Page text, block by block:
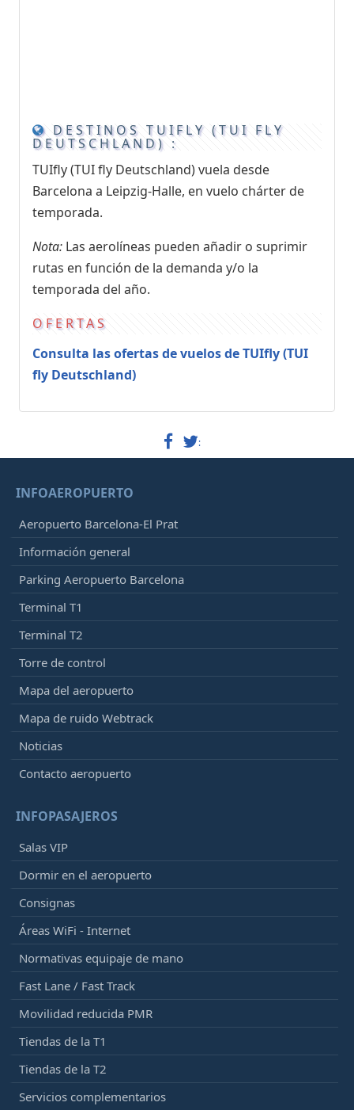
DESTINOS TUIFLY (TUI FLY
DEUTSCHLAND) :
TUIfly (TUI fly Deutschland) vuela desde
Barcelona a Leipzig-Halle, en vuelo chárter de
temporada.
Nota: Las aerolíneas pueden añadir o suprimir
rutas en función de la demanda y/o la
temporada del año.
OFERTAS
Consulta las ofertas de vuelos de TUIfly (TUI
fly Deutschland)
:
INFOAEROPUERTO
Aeropuerto Barcelona-El Prat
Información general
Parking Aeropuerto Barcelona
Terminal T1
Terminal T2
Torre de control
Mapa del aeropuerto
Mapa de ruido Webtrack
Noticias
Contacto aeropuerto
INFOPASAJEROS
Salas VIP
Dormir en el aeropuerto
Consignas
Áreas WiFi - Internet
Normativas equipaje de mano
Fast Lane / Fast Track
Movilidad reducida PMR
Tiendas de la T1
Tiendas de la T2
Servicios complementarios